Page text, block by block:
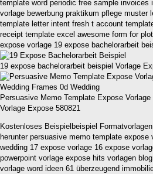
template word periodic free sample invoices
vorlage bewerbung praktikum pflege muster
template letter intent fresh t account
receipt template excel awesome form for
expose vorlage 19 expose bachelorarbeit
19 expose bachelorarbeit beispiel Vorlage
Persuasive Memo Template Expose
Vorlage Expose 580821
Kostenloses Beispielbeispiel
herunter persuasive memo template expose
wedding 17 expose vorlage 16 expose
powerpoint vorlage expose hits vorlagen
vorlage word ideen 61 überzeugend